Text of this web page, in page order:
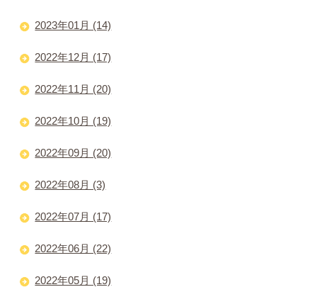
2023年01月 (14)
2022年12月 (17)
2022年11月 (20)
2022年10月 (19)
2022年09月 (20)
2022年08月 (3)
2022年07月 (17)
2022年06月 (22)
2022年05月 (19)